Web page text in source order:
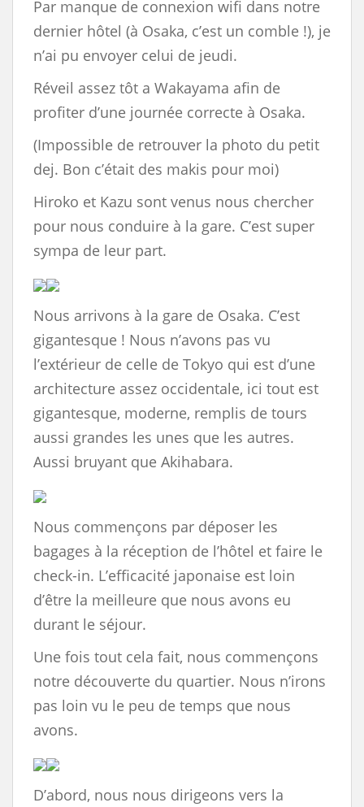
Par manque de connexion wifi dans notre
dernier hôtel (à Osaka, c’est un comble !), je
n’ai pu envoyer celui de jeudi.
Réveil assez tôt a Wakayama afin de
profiter d’une journée correcte à Osaka.
(Impossible de retrouver la photo du petit
dej. Bon c’était des makis pour moi)
Hiroko et Kazu sont venus nous chercher
pour nous conduire à la gare. C’est super
sympa de leur part.
Nous arrivons à la gare de Osaka. C’est
gigantesque ! Nous n’avons pas vu
l’extérieur de celle de Tokyo qui est d’une
architecture assez occidentale, ici tout est
gigantesque, moderne, remplis de tours
aussi grandes les unes que les autres.
Aussi bruyant que Akihabara.
Nous commençons par déposer les
bagages à la réception de l’hôtel et faire le
check-in. L’efficacité japonaise est loin
d’être la meilleure que nous avons eu
durant le séjour.
Une fois tout cela fait, nous commençons
notre découverte du quartier. Nous n’irons
pas loin vu le peu de temps que nous
avons.
D’abord, nous nous dirigeons vers la